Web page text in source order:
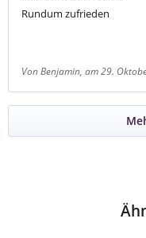
Rundum zufrieden
Von Benjamin, am 29.